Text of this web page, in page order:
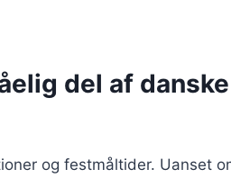
del af danske
og festmåltider. Uanset